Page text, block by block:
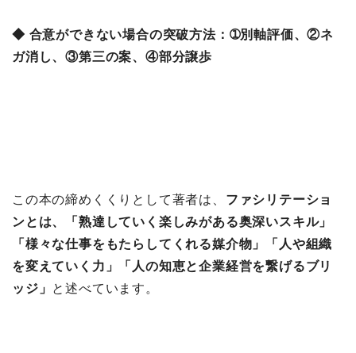
◆ 合意ができない場合の突破方法：➀別軸評価、②ネ
ガ消し、③第三の案、④部分譲歩
この本の締めくくりとして著者は、 ファシリテーショ
ンとは、「熟達していく楽しみがある奥深いスキル」
「様々な仕事をもたらしてくれる媒介物」「人や組織
を変えていく力」「人の知恵と企業経営を繋げるブリ
ッジ」 と述べています。